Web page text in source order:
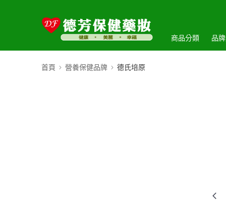
商品分類 品
首頁 營養保健品牌 德氏培原